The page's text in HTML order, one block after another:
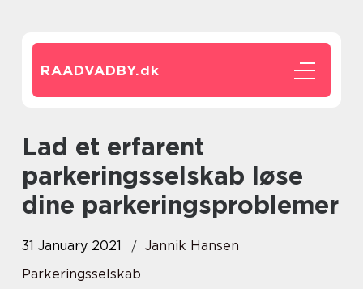
RAADVADBY.dk
Lad et erfarent
parkeringsselskab løse
dine parkeringsproblemer
31 January 2021
Jannik Hansen
Parkeringsselskab